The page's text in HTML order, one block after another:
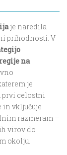
je naredila
prihodnosti. V
na
je
prvi celostni
in vključuje
razmeram –
virov do
okolju.